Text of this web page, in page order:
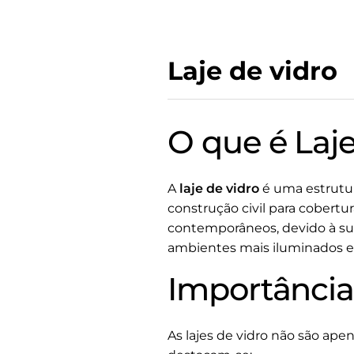
Laje de vidro
O que é
A laje de vidro é uma
construção civil para
contemporâneos, devido à
ambientes mais iluminados
As lajes de vidro não são